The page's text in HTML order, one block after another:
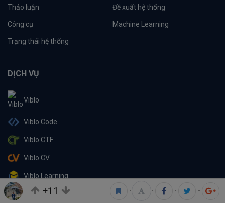
+11 • • • •
Thảo luận Đề xuất hệ thống
Công cụ Machine Learning
Trạng thái hệ thống
DỊCH VỤ
Viblo
Viblo Code
Viblo CTF
Viblo CV
Viblo Learning
Viblo Partner